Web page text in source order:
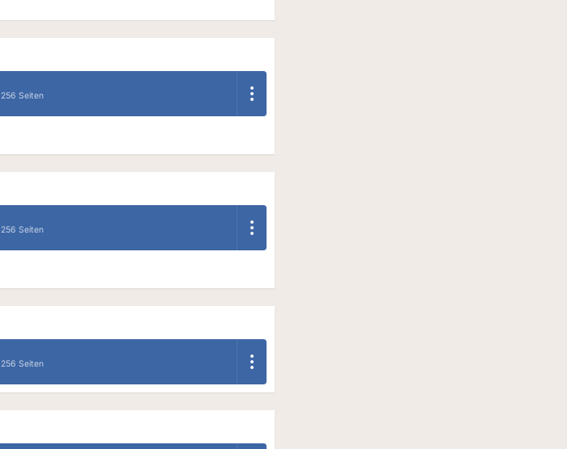
256 Seiten
256 Seiten
256 Seiten